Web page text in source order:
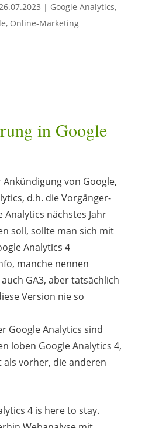
26.07.2023 | Google Analytics,
, Online-Marketing
in Google
von Google,
d.h. die Vorgänger-
Analytics nächstes Jahr
soll, sollte man sich mit
Analytics 4
manche nennen
GA3, aber tatsächlich
Version nie so
Google Analytics sind
loben Google Analytics 4,
als vorher, die anderen
4 is here to stay.